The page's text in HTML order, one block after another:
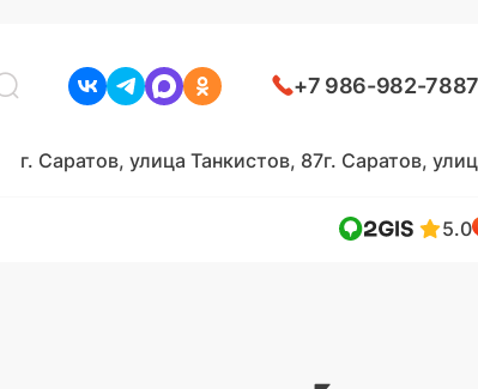
+7 986-982-7887
г. Саратов, улица Танкистов, 87г. Саратов,
5.0